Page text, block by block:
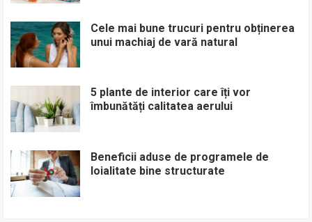
Cele mai bune trucuri pentru obținerea
unui machiaj de vară natural
5 plante de interior care îți vor
îmbunătăți calitatea aerului
Beneficii aduse de programele de
loialitate bine structurate